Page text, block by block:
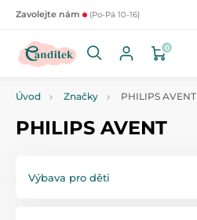
Zavolejte nám (Po-Pá 10-16)
0
Úvod Značky PHILIPS AVENT
PHILIPS AVENT
Výbava pro děti